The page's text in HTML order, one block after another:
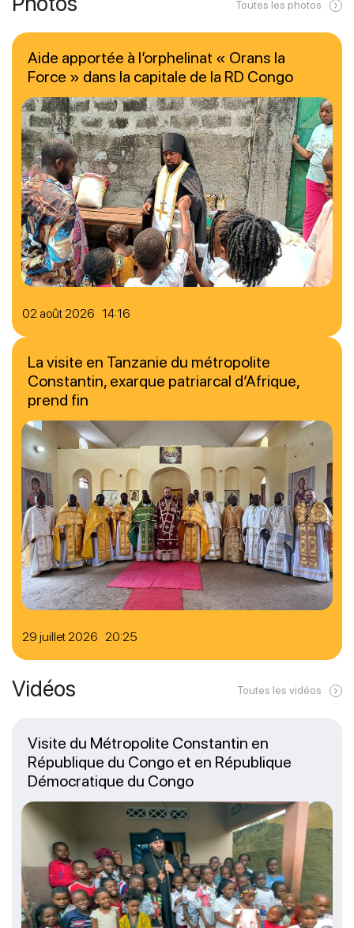
Toutes les photos
02 août 2026 14:16
Aide apportée à l’orphelinat « Orans la
Force » dans la capitale de la RD Congo
29 juillet 2026 20:25
La visite en Tanzanie du métropolite
Constantin, exarque patriarcal d’Afrique,
prend fin
Vidéos Toutes les vidéos
Visite du Métropolite Constantin en
République du Congo et en République
Démocratique du Congo